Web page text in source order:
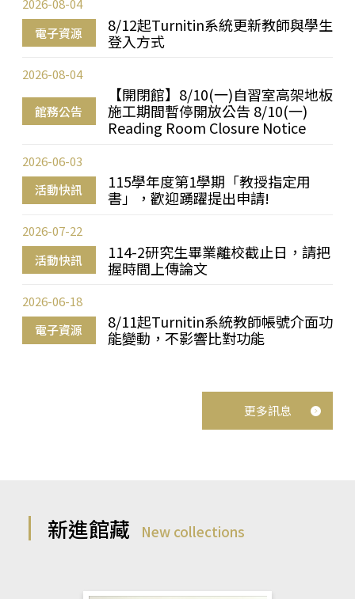
電子資源
8/12起Turnitin系統更新教師與學生
登入方式
2026-08-04
館務公告
【開閉館】8/10(一)自習室高架地板
施工期間暫停開放公告 8/10(一)
Reading Room Closure Notice
2026-08-04
活動快訊
115學年度第1學期「教授指定用
書」，歡迎踴躍提出申請!
2026-06-03
活動快訊
114-2研究生畢業離校截止日，請把
握時間上傳論文
2026-07-22
電子資源
8/11起Turnitin系統教師帳號介面功
能變動，不影響比對功能
2026-06-18
更多訊息
新進館藏 New collections